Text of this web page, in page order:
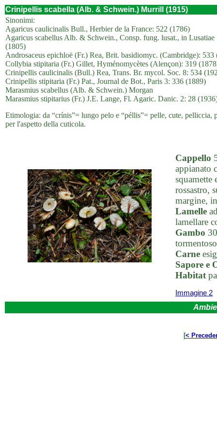
Crinipellis scabella (Alb. & Schwein.) Murrill (1915)
Sinonimi:
Agaricus caulicinalis Bull., Herbier de la France: 522 (1786)
Agaricus scabellus Alb. & Schwein., Consp. fung. lusat., in
(1805)
Androsaceus epichloë (Fr.) Rea, Brit. basidiomyc. (Cambridge): 533
Collybia stipitaria (Fr.) Gillet, Hyménomycètes (Alençon): 319
Crinipellis caulicinalis (Bull.) Rea, Trans. Br. mycol. Soc. 8: 534
Crinipellis stipitaria (Fr.) Pat., Journal de Bot., Paris 3: 336 (1889)
Marasmius scabellus (Alb. & Schwein.) Morgan
Marasmius stipitarius (Fr.) J.E. Lange, Fl. Agaric. Danic. 2: 28
Etimologia: da “crínis”= lungo pelo e “péllis”= pelle, cute, pelliccia,
per l'aspetto della cuticola.
Cappello
appianato
squamette
rossastro,
margine,
Lamelle
lamellare
Gambo
Carne
Sapore e
Habitat
Immagine 2
[<